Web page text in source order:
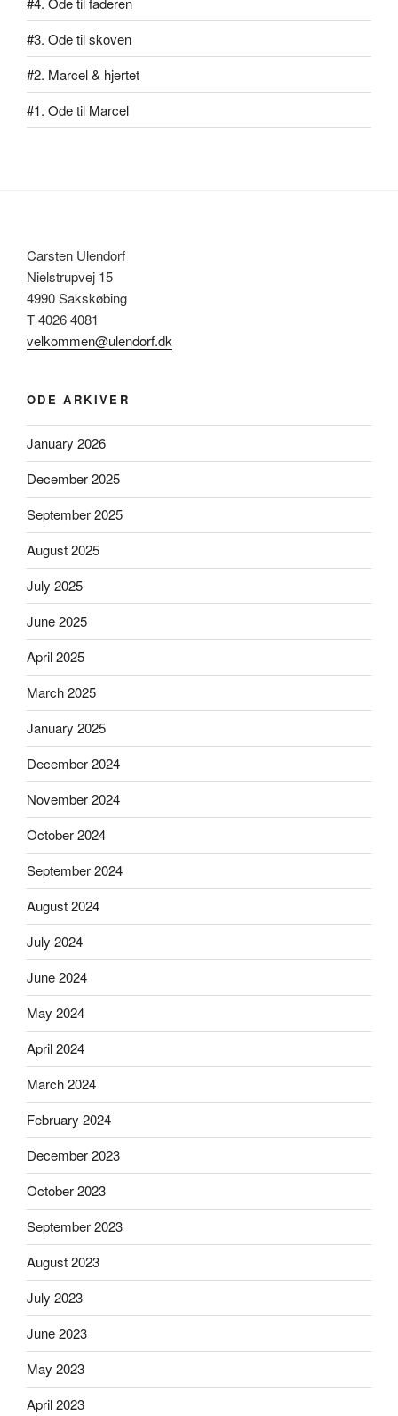
#3. Ode til skoven
#2. Marcel & hjertet
#1. Ode til Marcel
Carsten Ulendorf
Nielstrupvej 15
4990 Sakskøbing
T 4026 4081
velkommen@ulendorf.dk
ODE ARKIVER
January 2026
December 2025
September 2025
August 2025
July 2025
June 2025
April 2025
March 2025
January 2025
December 2024
November 2024
October 2024
September 2024
August 2024
July 2024
June 2024
May 2024
April 2024
March 2024
February 2024
December 2023
October 2023
September 2023
August 2023
July 2023
June 2023
May 2023
April 2023